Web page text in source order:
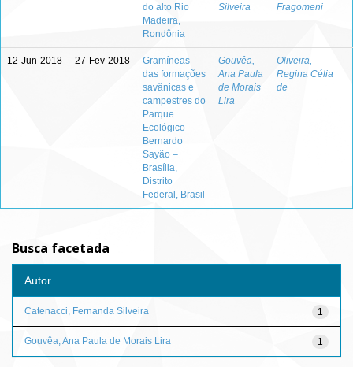
do alto Rio
Madeira,
Rondônia
Silveira
Fragomeni
12-Jun-2018 27-Fev-2018
Gramíneas
das formações
savânicas e
campestres do
Parque
Ecológico
Bernardo
Sayão –
Brasília,
Distrito
Federal, Brasil
Gouvêa,
Ana Paula
de Morais
Lira
Oliveira,
Regina Célia
de
Busca facetada
Autor
1
Catenacci, Fernanda Silveira
1
Gouvêa, Ana Paula de Morais Lira